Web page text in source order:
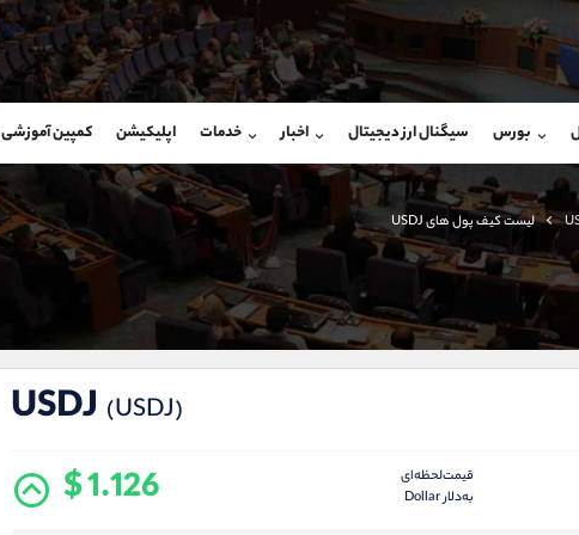
بورس سیگنال ارز دیجیتال اخبار خدمات اپلیکیشن کمپین آموزشی
لیست کیف پول های USDJ
USDJ (USDJ)
قیمت‌لحظه‌ای
به‌دلار Dollar
$ 1.126
شروع گفتگو
@Armteam_admin_por
107
شروع گفتگو
@Armteam_admin_104
داخلی 104